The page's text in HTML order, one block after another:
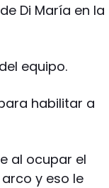
Di María en la
equipo.
habilitar a
al ocupar el
y eso le